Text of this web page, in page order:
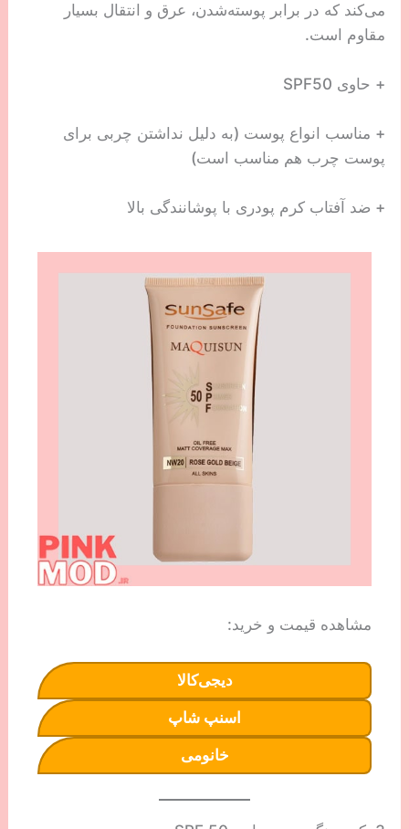
می‌کند که در برابر پوسته‌شدن، عرق و انتقال بسیار
مقاوم است.
+ حاوی SPF50
+ مناسب انواع پوست (به دلیل نداشتن چربی برای
پوست چرب هم مناسب است)
+ ضد آفتاب کرم پودری با پوشانندگی بالا
مشاهده قیمت و خرید:
دیجی‌کالا
اسنپ شاپ
خانومی